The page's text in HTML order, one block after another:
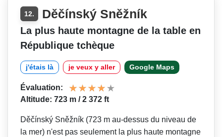
12. Děčínský Sněžník
La plus haute montagne de la table en
République tchèque
j'étais là je veux y aller Google Maps
Évaluation:
Altitude: 723 m / 2 372 ft
Děčínský Sněžník (723 m au-dessus du niveau de
la mer) n'est pas seulement la plus haute montagne